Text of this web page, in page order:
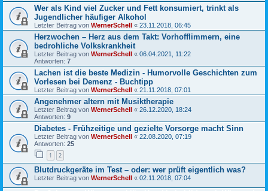
Wer als Kind viel Zucker und Fett konsumiert, trinkt als
Jugendlicher häufiger Alkohol
Letzter Beitrag von WernerSchell « 23.11.2018, 06:45
Herzwochen – Herz aus dem Takt: Vorhofflimmern, eine
bedrohliche Volkskrankheit
Letzter Beitrag von WernerSchell « 06.04.2021, 11:22
Antworten: 7
Lachen ist die beste Medizin - Humorvolle Geschichten zum
Vorlesen bei Demenz - Buchtipp
Letzter Beitrag von WernerSchell « 21.11.2018, 07:01
Angenehmer altern mit Musiktherapie
Letzter Beitrag von WernerSchell « 26.12.2020, 18:24
Antworten: 9
Diabetes - Frühzeitige und gezielte Vorsorge macht Sinn
Letzter Beitrag von WernerSchell « 22.08.2020, 07:19
Antworten: 25
1 2
Blutdruckgeräte im Test – oder: wer prüft eigentlich was?
Letzter Beitrag von WernerSchell « 02.11.2018, 07:04